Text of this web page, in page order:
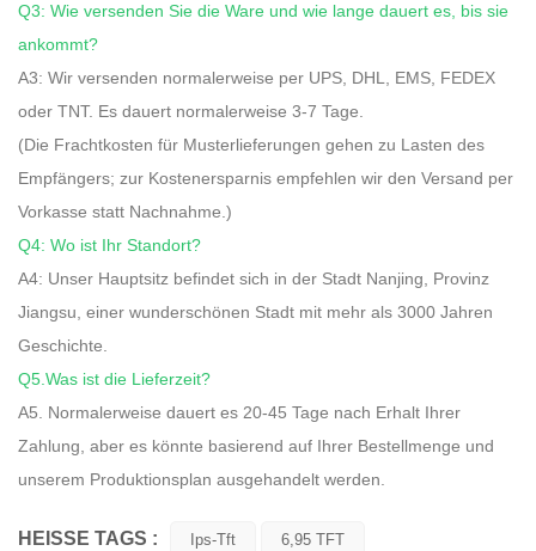
Q3: Wie versenden Sie die Ware und wie lange dauert es, bis sie
ankommt?
A3: Wir versenden normalerweise per UPS, DHL, EMS, FEDEX
oder TNT. Es dauert normalerweise 3-7 Tage.
(Die Frachtkosten für Musterlieferungen gehen zu Lasten des
Empfängers; zur Kostenersparnis empfehlen wir den Versand per
Vorkasse statt Nachnahme.)
Q4: Wo ist Ihr Standort?
A4: Unser Hauptsitz befindet sich in der Stadt Nanjing, Provinz
Jiangsu, einer wunderschönen Stadt mit mehr als 3000 Jahren
Geschichte.
Q5.Was ist die Lieferzeit?
A5. Normalerweise dauert es 20-45 Tage nach Erhalt Ihrer
Zahlung, aber es könnte basierend auf Ihrer Bestellmenge und
unserem Produktionsplan ausgehandelt werden.
HEISSE TAGS : Ips-Tft 6,95 TFT